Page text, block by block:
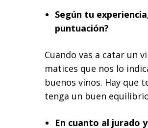
Según tu
puntuación?
Cuando vas a catar un
matices que nos lo
buenos vinos. Hay que
tenga un buen
En cuanto al jurado